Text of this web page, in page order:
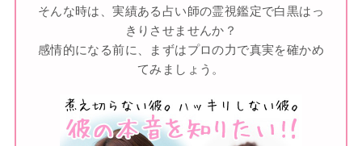
そんな時は、実績ある占い師の霊視鑑定で白黒はっ
きりさせませんか？
感情的になる前に、まずはプロの力で真実を確かめ
てみましょう。